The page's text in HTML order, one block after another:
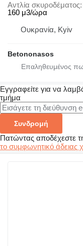
Αντλία σκυροδέματος
160 μ3/ώρα
Ουκρανία, Kyiv
Betononasos
Εγγραφείτε για να
τμήμα
Συνδρομή
Πατώντας αποδέχεστε
το συμφωνητικό άδειας